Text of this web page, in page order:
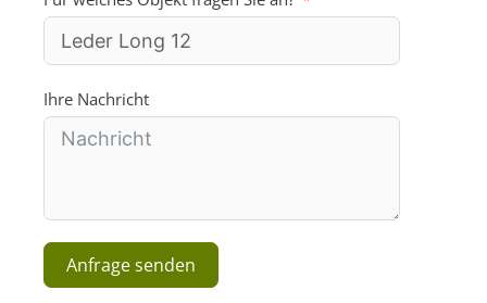
t
t
s
+
1
Ihre Nachricht
Anfrage senden